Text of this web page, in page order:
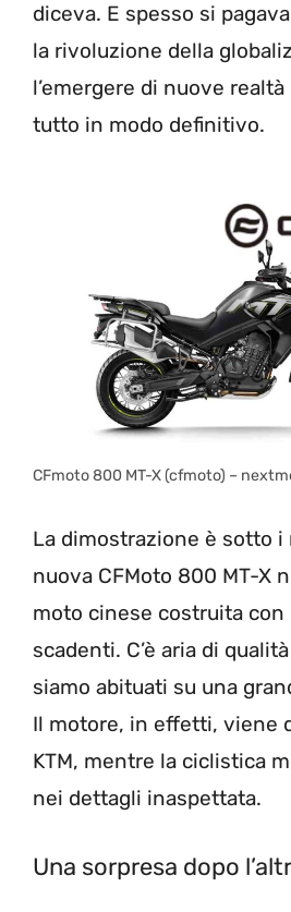
diceva. E spesso si
la rivoluzione della
l’emergere di nuove
tutto in modo definitivo.
CFmoto 800 MT-X (cfmoto) –
La dimostrazione è sotto
nuova CFMoto 800 MT-X
moto cinese costruita con
scadenti. C’è aria di
siamo abituati su una
Il motore, in effetti, viene
KTM, mentre la ciclistica
nei dettagli inaspettata.
Una sorpresa dopo